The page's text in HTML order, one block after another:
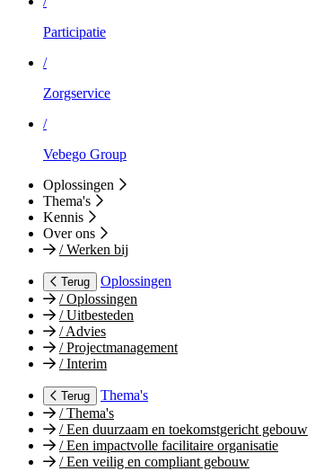
Participatie
/
Zorgservice
/
Vebego Group
Oplossingen
Thema's
Kennis
Over ons
/Werken bij
Terug
Oplossingen
/Oplossingen
/Uitbesteden
/Advies
/Projectmanagement
/Interim
Terug
Thema's
/Thema's
/Een duurzaam en toekomstgericht gebouw
/Een impactvolle facilitaire organisatie
/Een veilig en compliant gebouw